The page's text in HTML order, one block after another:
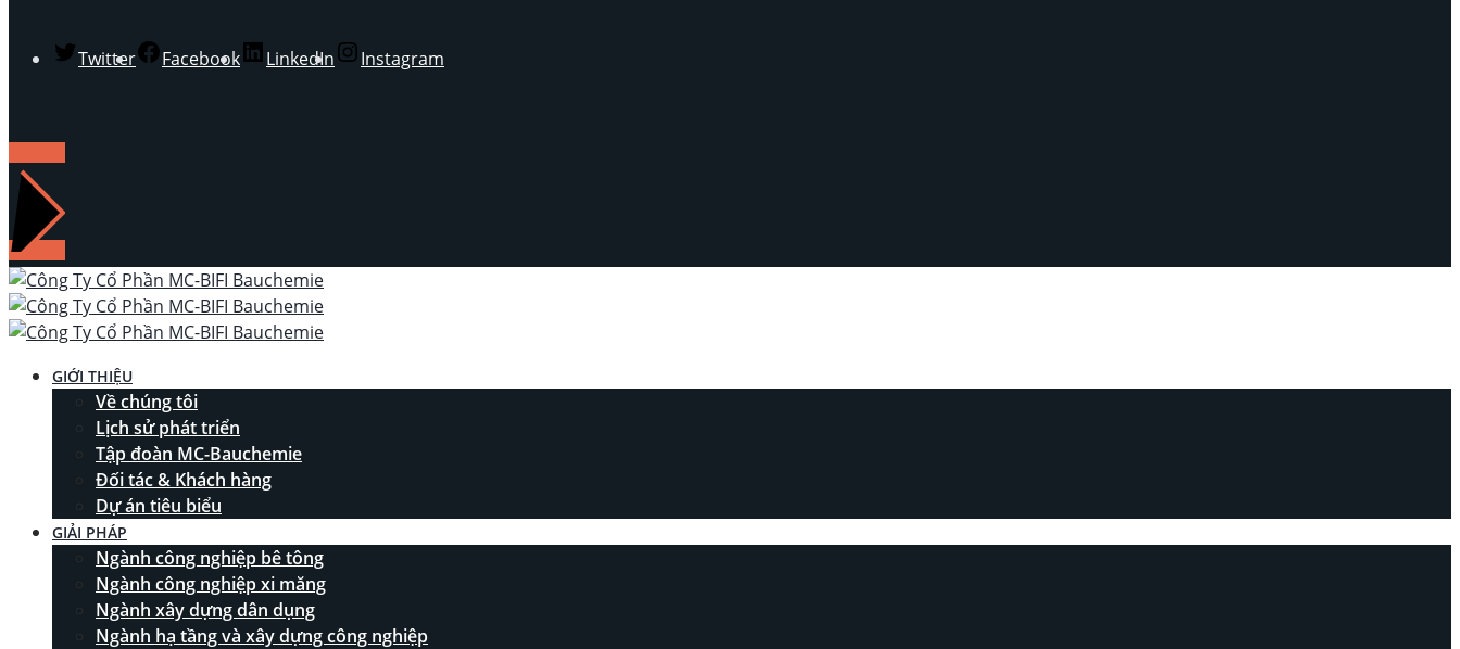
Twitter Facebook LinkedIn Instagram
GIỚI THIỆU
Về chúng tôi
Lịch sử phát triển
Tập đoàn MC-Bauchemie
Đối tác & Khách hàng
Dự án tiêu biểu
GIẢI PHÁP
Ngành công nghiệp bê tông
Ngành công nghiệp xi măng
Ngành xây dựng dân dụng
Ngành hạ tầng và xây dựng công nghiệp